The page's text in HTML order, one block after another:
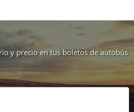
y precio en tus boletos de autobús